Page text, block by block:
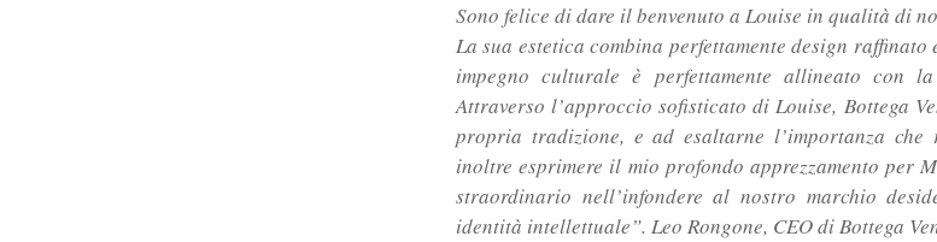
Sono felice di dare il benvenuto a Louise in qualità di
La sua estetica combina perfettamente design
impegno culturale è perfettamente allineato con
Attraverso l’approccio sofisticato di Louise, Bottega
propria tradizione, e ad esaltarne l’importanza che
inoltre esprimere il mio profondo apprezzamento per
straordinario nell’infondere al nostro marchio
identità intellettuale”. Leo Rongone, CEO di Bottega